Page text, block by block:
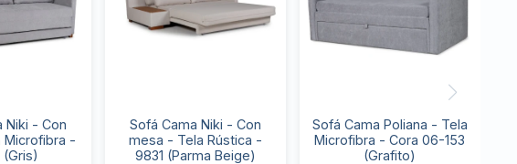
Niki - Con
Microfibra -
(Gris)
Sofá Cama Niki - Con
mesa - Tela Rústica -
9831 (Parma Beige)
Sofá Cama Poliana - Tela
Microfibra - Cora 06-153
(Grafito)